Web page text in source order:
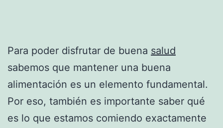
Para poder disfrutar de buena salud
sabemos que mantener una buena
alimentación es un elemento fundamental.
Por eso, también es importante saber qué
es lo que estamos comiendo exactamente